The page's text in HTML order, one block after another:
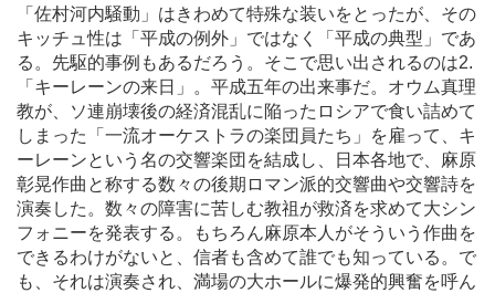
「佐村河内騒動」はきわめて特殊な装いをとったが、その
キッチュ性は「平成の例外」ではなく「平成の典型」であ
る。先駆的事例もあるだろう。そこで思い出されるのは2.
「キーレーンの来日」。平成五年の出来事だ。オウム真理
教が、ソ連崩壊後の経済混乱に陥ったロシアで食い詰めて
しまった「一流オーケストラの楽団員たち」を雇って、キ
ーレーンという名の交響楽団を結成し、日本各地で、麻原
彰晃作曲と称する数々の後期ロマン派的交響曲や交響詩を
演奏した。数々の障害に苦しむ教祖が救済を求めて大シン
フォニーを発表する。もちろん麻原本人がそういう作曲を
できるわけがないと、信者も含めて誰でも知っている。で
も、それは演奏され、満場の大ホールに爆発的興奮を呼ん